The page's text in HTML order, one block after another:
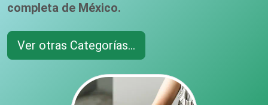
completa de México.
Ver otras Categorías...